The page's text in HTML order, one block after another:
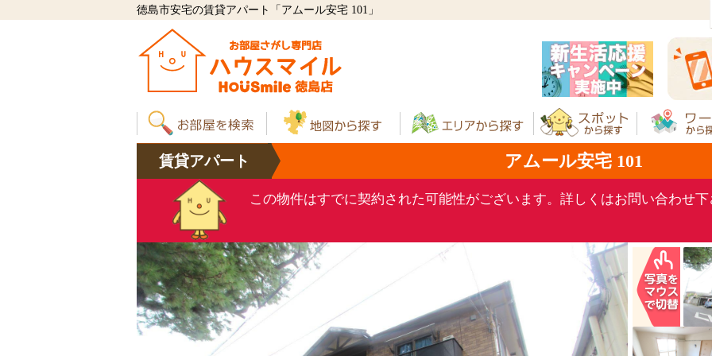
徳島市安宅の賃貸アパート「アムール安宅 101」
賃貸アパート アムール安宅 101
この物件はすでに契約された可能性がございます。詳しくはお問い合わせ